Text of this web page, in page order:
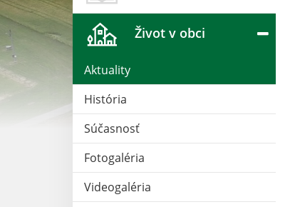
Život v obci
Aktuality
História
Súčasnosť
Fotogaléria
Videogaléria